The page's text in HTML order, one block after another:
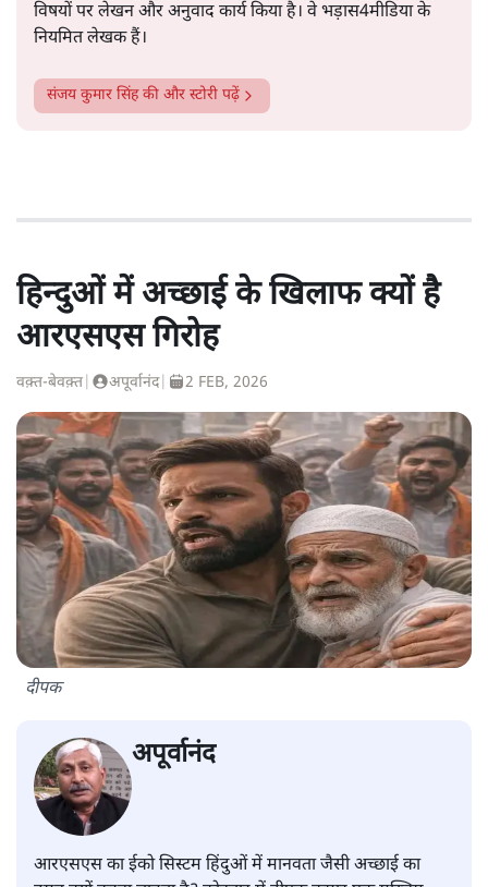
विषयों पर लेखन और अनुवाद कार्य किया है। वे भड़ास4मीडिया के
नियमित लेखक हैं।
संजय कुमार सिंहकी और स्टोरी पढ़ें
हिन्दुओं में अच्छाई के खिलाफ क्यों है
आरएसएस गिरोह
वक़्त-बेवक़्त अपूर्वानंद| 2 FEB, 2026
दीपक
अपूर्वानंद
आरएसएस का ईको सिस्टम हिंदुओं में मानवता जैसी अच्छाई का